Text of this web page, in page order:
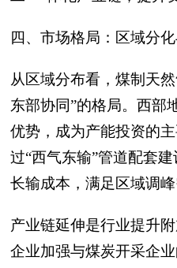
四、市场格局：区域分
从区域分布看，煤制天
东部协同”的格局。西部
优势，成为产能投资的
过“西气东输”管道配套
长输成本，满足区域调峰
产业链延伸是行业提升
企业加强与煤炭开采企